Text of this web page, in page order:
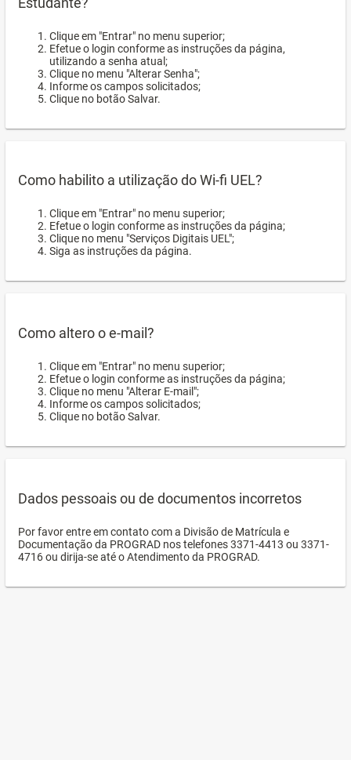
Clique em "Entrar" no menu superior;
Efetue o login conforme as instruções da página,
utilizando a senha atual;
Clique no menu "Alterar Senha";
Informe os campos solicitados;
Clique no botão Salvar.
Como habilito a utilização do Wi-fi UEL?
Clique em "Entrar" no menu superior;
Efetue o login conforme as instruções da página;
Clique no menu "Serviços Digitais UEL";
Siga as instruções da página.
Como altero o e-mail?
Clique em "Entrar" no menu superior;
Efetue o login conforme as instruções da página;
Clique no menu "Alterar E-mail";
Informe os campos solicitados;
Clique no botão Salvar.
Dados pessoais ou de documentos incorretos
Por favor entre em contato com a Divisão de Matrícula e
Documentação da PROGRAD nos telefones 3371-4413 ou 3371-
4716 ou dirija-se até o Atendimento da PROGRAD.